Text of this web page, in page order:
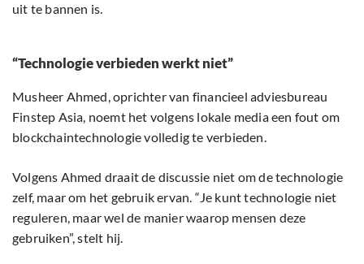
uit te bannen is.
“Technologie verbieden werkt niet”
Musheer Ahmed, oprichter van financieel adviesbureau
Finstep Asia, noemt het volgens lokale media een fout om
blockchaintechnologie volledig te verbieden.
Volgens Ahmed draait de discussie niet om de technologie
zelf, maar om het gebruik ervan. “Je kunt technologie niet
reguleren, maar wel de manier waarop mensen deze
gebruiken”, stelt hij.